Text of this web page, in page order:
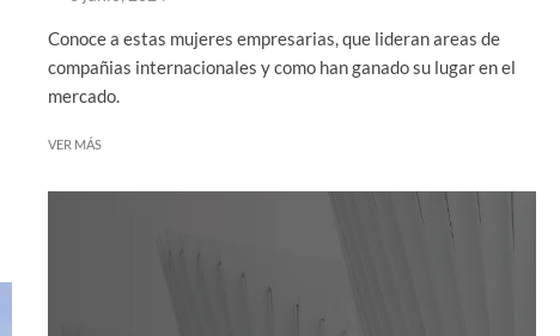
Conoce a estas mujeres empresarias, que lideran areas de
compañias internacionales y como han ganado su lugar en el
mercado.
VER MÁS